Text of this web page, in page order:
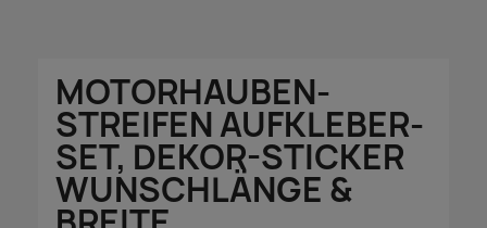
MOTORHAUBEN-
STREIFEN AUFKLEBER-
SET, DEKOR-STICKER
WUNSCHLÄNGE &